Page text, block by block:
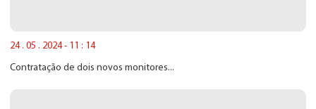
24 . 05 . 2024 - 11 : 14
Contratação de dois novos monitores...